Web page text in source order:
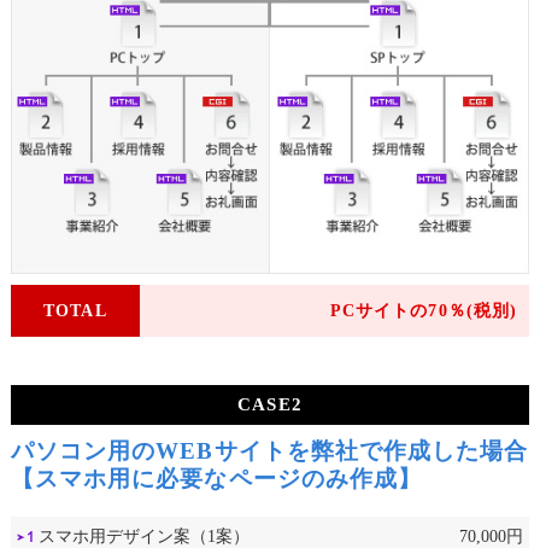
TOTAL PCサイトの70％(税別)
CASE2
パソコン用のWEBサイトを弊社で作成した場合
【スマホ用に必要なページのみ作成】
スマホ用デザイン案（1案） 70,000円